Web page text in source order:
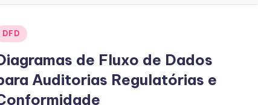
DFD
de Fluxo de Dados
Auditorias Regulatórias e